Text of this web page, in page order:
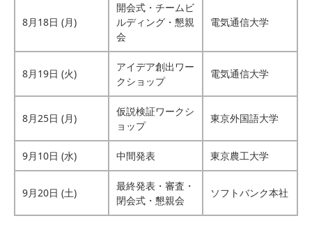
8月18日 (月)
開会式・チームビ
ルディング・懇親
会
電気通信大学
8月19日 (火)
アイデア創出ワー
クショップ
電気通信大学
8月25日 (月)
仮説検証ワークシ
ョップ
東京外国語大学
9月10日 (水) 中間発表 東京農工大学
9月20日 (土)
最終発表・審査・
閉会式・懇親会
ソフトバンク本社